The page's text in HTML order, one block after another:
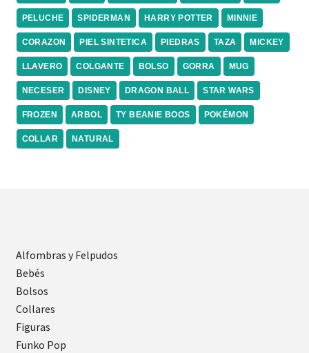
PELUCHE SPIDERMAN HARRY POTTER MINNIE
CORAZON PIEL SINTETICA PIEDRAS TAZA MICKEY
LLAVERO COLGANTE BOLSO GORRA MUG
NECESER DISNEY DRAGON BALL STAR WARS
FROZEN ARBOL TY BEANIE BOOS POKÉMON
COLLAR NATURAL
Alfombras y Felpudos
Bebés
Bolsos
Collares
Figuras
Funko Pop